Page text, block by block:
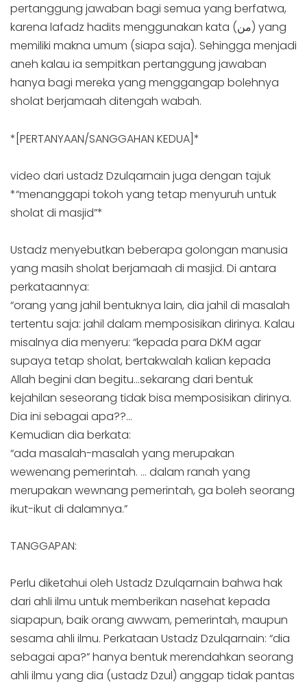
pertanggung jawaban bagi semua yang berfatwa,
karena lafadz hadits menggunakan kata (من) yang
memiliki makna umum (siapa saja). Sehingga menjadi
aneh kalau ia sempitkan pertanggung jawaban
hanya bagi mereka yang menggangap bolehnya
sholat berjamaah ditengah wabah.
*[PERTANYAAN/SANGGAHAN KEDUA]*
video dari ustadz Dzulqarnain juga dengan tajuk
*“menanggapi tokoh yang tetap menyuruh untuk
sholat di masjid”*
Ustadz menyebutkan beberapa golongan manusia
yang masih sholat berjamaah di masjid. Di antara
perkataannya:
“orang yang jahil bentuknya lain, dia jahil di masalah
tertentu saja: jahil dalam memposisikan dirinya. Kalau
misalnya dia menyeru: “kepada para DKM agar
supaya tetap sholat, bertakwalah kalian kepada
Allah begini dan begitu…sekarang dari bentuk
kejahilan seseorang tidak bisa memposisikan dirinya.
Dia ini sebagai apa??…
Kemudian dia berkata:
“ada masalah-masalah yang merupakan
wewenang pemerintah. … dalam ranah yang
merupakan wewnang pemerintah, ga boleh seorang
ikut-ikut di dalamnya.”
TANGGAPAN:
Perlu diketahui oleh Ustadz Dzulqarnain bahwa hak
dari ahli ilmu untuk memberikan nasehat kepada
siapapun, baik orang awwam, pemerintah, maupun
sesama ahli ilmu. Perkataan Ustadz Dzulqarnain: “dia
sebagai apa?” hanya bentuk merendahkan seorang
ahli ilmu yang dia (ustadz Dzul) anggap tidak pantas